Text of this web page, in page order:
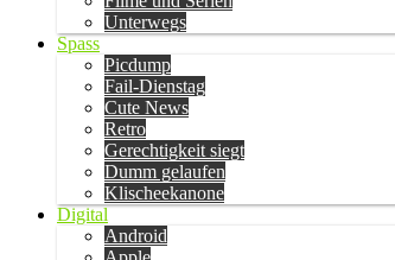
Unterwegs
Spass
Picdump
Fail-Dienstag
Cute News
Retro
Gerechtigkeit siegt
Dumm gelaufen
Klischeekanone
Digital
Android